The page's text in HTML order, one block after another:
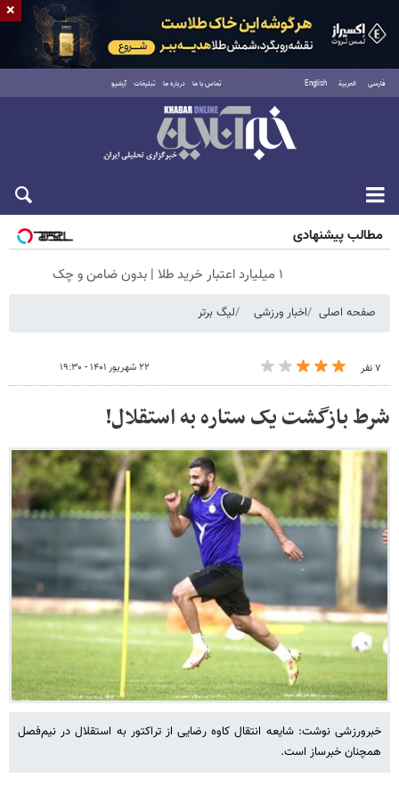
فارسی العربية English تماس با ما درباره ما تبلیغات آرشیو
جمعه ۱۶ مرداد ۱۴۰۵
مطالب پیشنهادی
۱ میلیارد اعتبار خرید طلا | بدون ضامن و چک
صفحه اصلی اخبار ورزشی لیگ برتر
۷ نفر ۲۲ شهریور ۱۴۰۱ - ۱۹:۳۰
شرط بازگشت یک ستاره به استقلال!
خبرورزشی نوشت: شایعه انتقال کاوه رضایی از تراکتور به استقلال در نیم‌فصل
همچنان خبرساز است.
×